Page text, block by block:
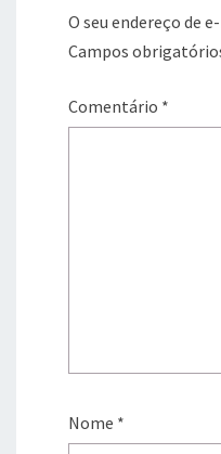
O seu endereço de
Campos
Comentário *
Nome *